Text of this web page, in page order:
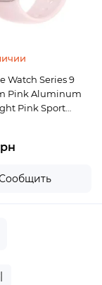
Watch Series 9
Pink Aluminum
Pink Sport